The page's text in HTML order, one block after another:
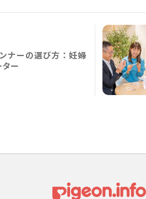
ナーの選び方：妊婦
ー